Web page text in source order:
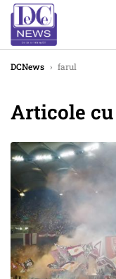
DCNews › farul
Articole